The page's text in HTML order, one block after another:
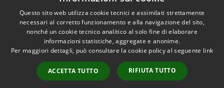
Accessibilità
Copyright © 2026 • Città di
Vimercate • Powered by
Municipium•
Accesso
redazione
Questo sito web utilizza cookie tecnici e assimilati strettamente
necessari al corretto funzionamento e alla navigazione del sito,
nonché un cookie tecnico analitico al solo fine di elaborare
informazioni statistiche, aggregate e anonime.
Per maggiori dettagli, può consultare la cookie policy al seguente link
ACCETTA TUTTO RIFIUTA TUTTO